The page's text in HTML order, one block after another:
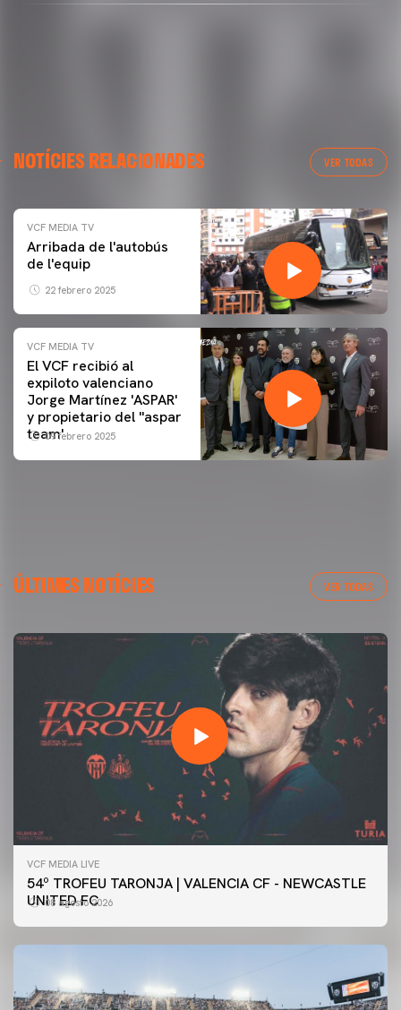
NOTÍCIES RELACIONADES VER TODAS
VCF MEDIA TV
Arribada de l'autobús
de l'equip
22 febrero 2025
VCF MEDIA TV
El VCF recibió al
expiloto valenciano
Jorge Martínez 'ASPAR'
y propietario del ''aspar
team'
09 febrero 2025
ÚLTIMES NOTÍCIES VER TODAS
VCF MEDIA LIVE
54º TROFEU TARONJA | VALENCIA CF - NEWCASTLE
UNITED FC
08 agosto 2026